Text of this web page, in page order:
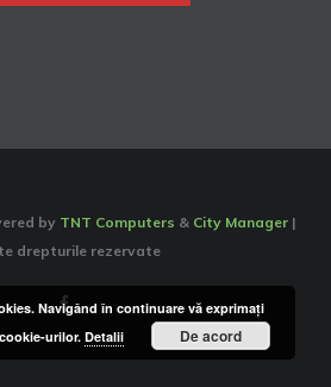
by TNT Computers & City Manager|
drepturile rezervate
Facebook
Navigând în continuare vă exprimaţi
urilor. Detalii De acord